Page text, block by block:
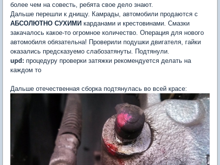
более чем на совесть, ребята свое дело знают.
Дальше перешли к днищу. Камрады, автомобили продаются с
АБСОЛЮТНО СУХИМИ карданами и крестовинами. Смазки
закачалось какое-то огромное количество. Операция для нового
автомобиля обязательна! Проверили подушки двигателя, гайки
оказались предсказуемо слабозатянуты. Подтянули.
upd: процедуру проверки затяжки рекомендуется делать на
каждом то
Дальше отечественная сборка подтянулась во всей красе: